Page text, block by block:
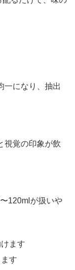
一になり、抽出
視覚の印象が飲
120mlが扱いや
ます
す